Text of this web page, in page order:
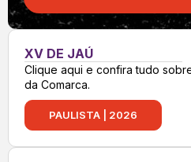
XV DE JAÚ
Clique aqui e confira tudo
da Comarca.
PAULISTA | 2026